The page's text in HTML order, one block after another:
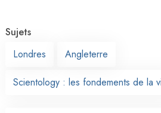
Sujets
Londres
Angleterre
Scientology : les fondements de la